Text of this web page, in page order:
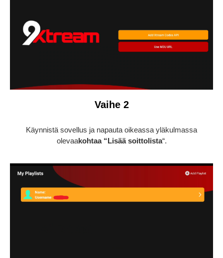
Vaihe 2
Käynnistä sovellus ja napauta oikeassa yläkulmassa
olevaakohtaa “Lisää soittolista“.